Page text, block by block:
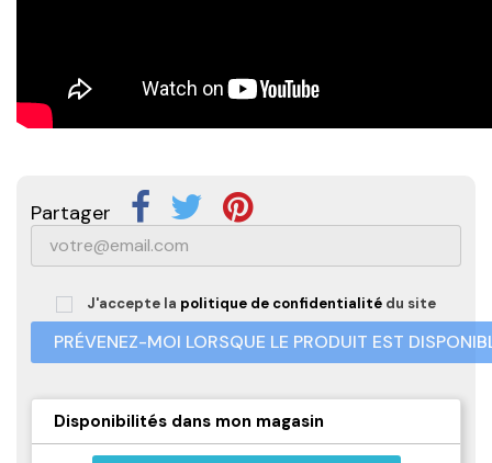
Partager
J'accepte la politique de confidentialité du site
PRÉVENEZ-MOI LORSQUE LE PRODUIT EST
Disponibilités dans mon magasin